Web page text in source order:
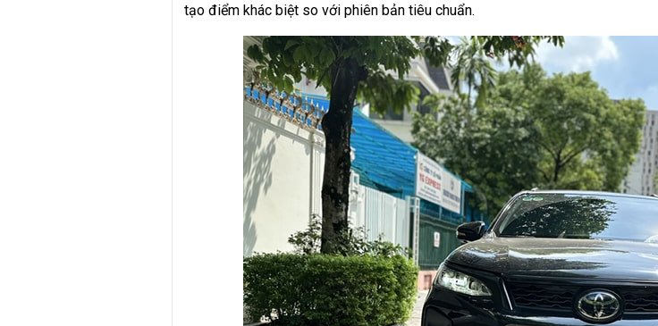
tạo điểm khác biệt so với phiên bản tiêu chuẩn.